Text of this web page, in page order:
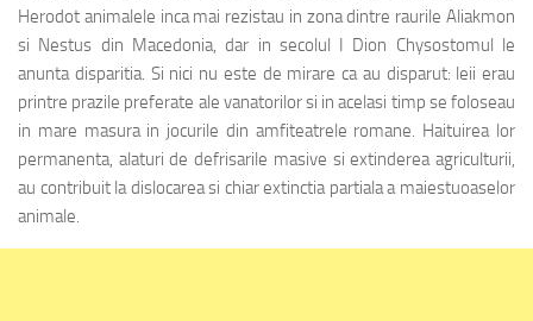
Herodot animalele inca mai rezistau in zona dintre raurile Aliakmon
si Nestus din Macedonia, dar in secolul I Dion Chysostomul le
anunta disparitia. Si nici nu este de mirare ca au disparut: leii erau
printre prazile preferate ale vanatorilor si in acelasi timp se foloseau
in mare masura in jocurile din amfiteatrele romane. Haituirea lor
permanenta, alaturi de defrisarile masive si extinderea agriculturii,
au contribuit la dislocarea si chiar extinctia partiala a maiestuoaselor
animale.